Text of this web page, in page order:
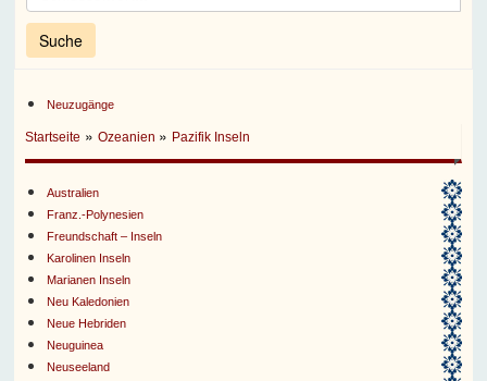
Neuzugänge
Startseite »Ozeanien » Pazifik Inseln
Australien
Franz.-Polynesien
Freundschaft – Inseln
Karolinen Inseln
Marianen Inseln
Neu Kaledonien
Neue Hebriden
Neuguinea
Neuseeland